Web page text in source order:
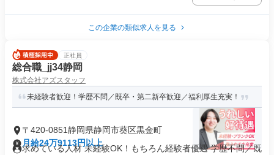
この企業の類似求人を見る
正社員
総合職_jj34静岡
株式会社アズスタッフ
未経験者歓迎！学歴不問／既卒・第二新卒歓迎／福利厚生充実！
〒420-0851静岡県静岡市葵区黒金町
月給24万9113円以上
求めている人材 未経験OK！もちろん経験者優遇 学歴不問／既